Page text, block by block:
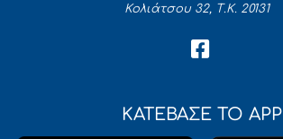
Κολιάτσου 32, Τ.Κ. 20131
ΚΑΤΕΒΑΣΕ ΤΟ APP